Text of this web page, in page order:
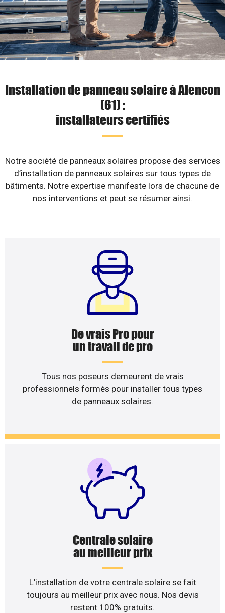
Installation de panneau solaire à Alencon
(61) :
installateurs certifiés
Notre société de panneaux solaires propose des services
d’installation de panneaux solaires sur tous types de
bâtiments. Notre expertise manifeste lors de chacune de
nos interventions et peut se résumer ainsi.
De vrais Pro pour
un travail de pro
Tous nos poseurs demeurent de vrais
professionnels formés pour installer tous types
de panneaux solaires.
Centrale solaire
au meilleur prix
L’installation de votre centrale solaire se fait
toujours au meilleur prix avec nous. Nos devis
restent 100% gratuits.